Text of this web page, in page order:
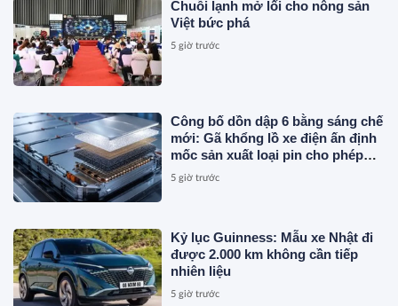
Chuỗi lạnh mở lối cho nông sản
Việt bức phá
5 giờ trước
Công bố dồn dập 6 bằng sáng chế
mới: Gã khổng lồ xe điện ấn định
mốc sản xuất loại pin cho phép
sạc 1 lần đi từ Hà Nội đến TP.HCM
5 giờ trước
Kỷ lục Guinness: Mẫu xe Nhật đi
được 2.000 km không cần tiếp
nhiên liệu
5 giờ trước